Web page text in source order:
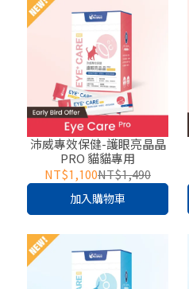
沛威專效保健-護眼亮晶晶
PRO 貓貓專用
NT$1,100NT$1,490
加入購物車